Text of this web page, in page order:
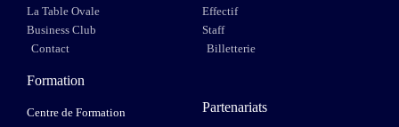
La Table Ovale
Business Club
Contact
Effectif
Staff
Billetterie
Formation
Centre de Formation
Partenariats